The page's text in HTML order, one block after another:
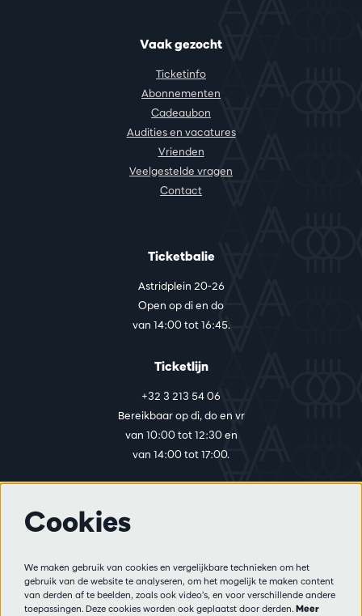
Vaak gezocht
Ticketinfo
Abonnementen
Cadeaubon
Audities en vacatures
Vrienden
Veelgestelde vragen
Contact
Ticketbalie
Astridplein 20-26
Open op di en do
van 14:00 tot 16:45.
Ticketlijn
+32 3 213 54 06
Bereikbaar op di, do en vr
van 10:00 tot 12:30 en
van 14:00 tot 17:00.
Privacy
Verkoopsvoorwaarden
Pers
Cookies
We maken gebruik van cookies en vergelijkbare technieken om het
gebruik van de website te analyseren, om het mogelijk te maken content
van derden af te beelden, zoals ook video’s, en voor verschillende andere
toepassingen. Deze cookies worden ook geplaatst door derden. Meer